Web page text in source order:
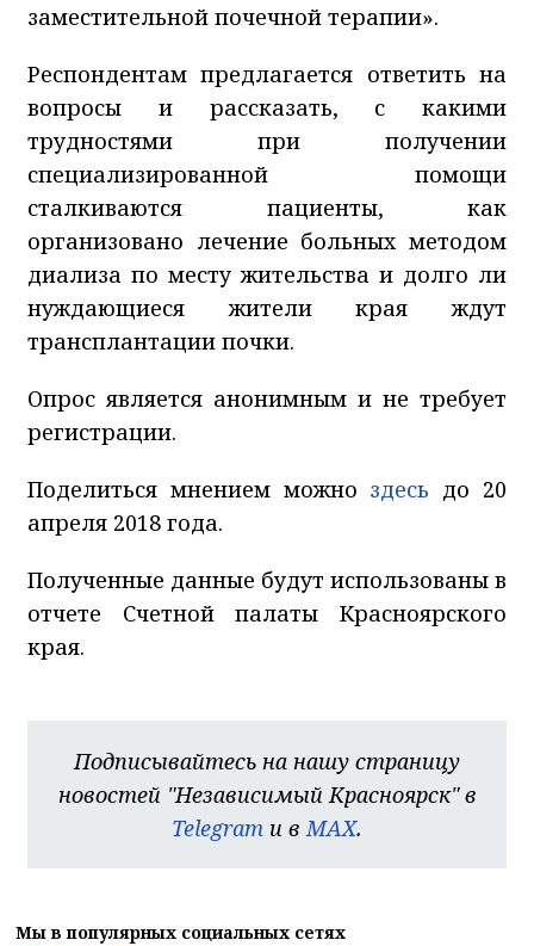
заместительной почечной терапии».
Респондентам предлагается ответить на
вопросы и рассказать, с какими
трудностями при получении
специализированной помощи
сталкиваются пациенты, как
организовано лечение больных методом
диализа по месту жительства и долго ли
нуждающиеся жители края ждут
трансплантации почки.
Опрос является анонимным и не требует
регистрации.
Поделиться мнением можно здесь до 20
апреля 2018 года.
Полученные данные будут использованы в
отчете Счетной палаты Красноярского
края.
Подписывайтесь на нашу страницу
новостей "Независимый Красноярск" в
Telegram и в MAX.
Мы в популярных социальных сетях